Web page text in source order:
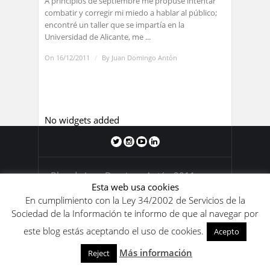
combatir y corregir mi miedo a hablar al público;
encontré un taller que se impartía en la
Universidad de Alicante, me ...
On 16/12/2011 / By Juan Domingo Antón
No widgets added
Blog de Juan Domingo Antón 2011-
2020. Los contenidos de este blog se
encuentran bajo una licencia de Creative
Commons Reconocimiento-
Internacional.
Esta web usa cookies
En cumplimiento con la Ley 34/2002 de Servicios de la
Sociedad de la Información te informo de que al navegar por
este blog estás aceptando el uso de cookies.
Acepto
Reject
Más información